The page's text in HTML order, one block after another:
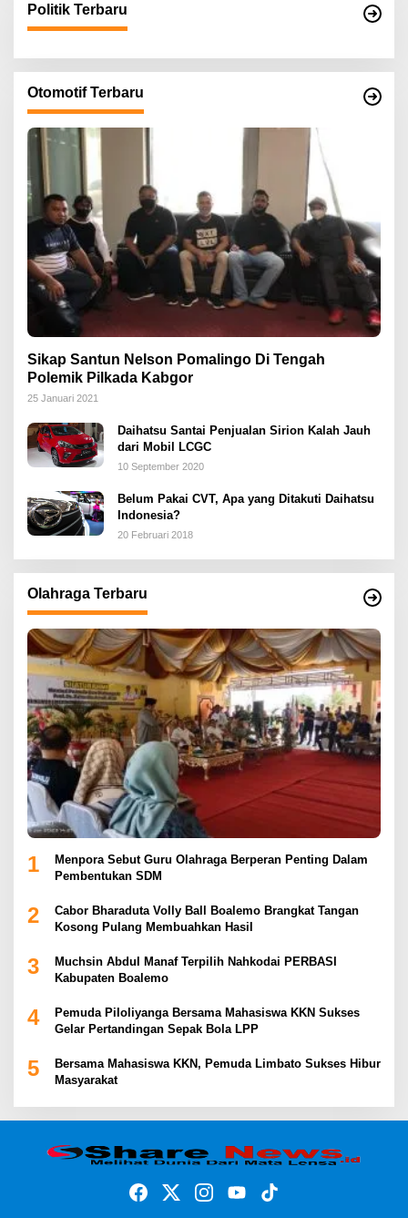
Politik Terbaru
Otomotif Terbaru
Sikap Santun Nelson Pomalingo Di Tengah
Polemik Pilkada Kabgor
25 Januari 2021
Daihatsu Santai Penjualan Sirion Kalah Jauh
dari Mobil LCGC
10 September 2020
Belum Pakai CVT, Apa yang Ditakuti Daihatsu
Indonesia?
20 Februari 2018
Olahraga Terbaru
1
Menpora Sebut Guru Olahraga Berperan Penting Dalam
Pembentukan SDM
2
Cabor Bharaduta Volly Ball Boalemo Brangkat Tangan
Kosong Pulang Membuahkan Hasil
3
Muchsin Abdul Manaf Terpilih Nahkodai PERBASI
Kabupaten Boalemo
4
Pemuda Piloliyanga Bersama Mahasiswa KKN Sukses
Gelar Pertandingan Sepak Bola LPP
5
Bersama Mahasiswa KKN, Pemuda Limbato Sukses Hibur
Masyarakat